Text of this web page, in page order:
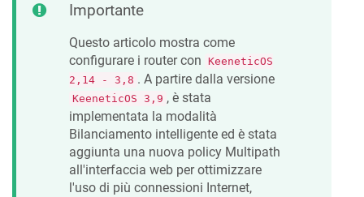
Importante
Questo articolo mostra come
configurare i router con KeeneticOS
2,14 - 3,8 . A partire dalla versione
KeeneticOS 3,9 , è stata
implementata la modalità
Bilanciamento intelligente ed è stata
aggiunta una nuova policy Multipath
all'interfaccia web per ottimizzare
l'uso di più connessioni Internet,